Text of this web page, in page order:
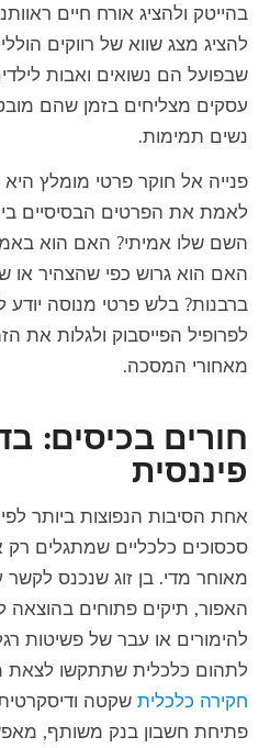
בהייטק ולהציג אורח חיים
להציג מצג שווא של רווקים
שבפועל הם נשואים ואבות
עסקים מצליחים בזמן שהם
נשים תמימות.
פנייה אל חוקר פרטי מומלץהיא
לאמת את הפרטים הבסיסיים
השם שלו אמיתי? האם הוא
האם הוא גרוש כפי שהצהיר או
ברבנות? בלש פרטימנוסה יודע
לפרופיל הפייסבוק ולגלות את
מאחורי המסכה.
חורים בכיסים:
פיננסית
אחת הסיבות הנפוצות ביותר
סכסוכים כלכליים שמתגלים
מאוחר מדי. בן זוג שנכנס
האפור, תיקים פתוחים בהוצאה
להימורים או עבר של פשיטות
לתהום כלכלית שתתקשו לצאת
חקירה כלכליתשקטה ודיסקרטית
פתיחת חשבון בנק משותף,